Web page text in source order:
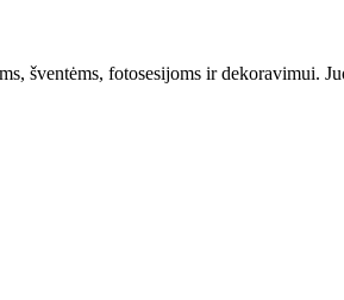
šventėms, fotosesijoms ir dekoravimui.